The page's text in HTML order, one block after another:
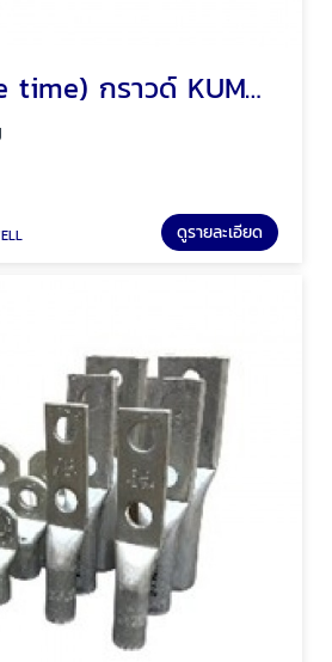
วันไทม์ (one time) กราวด์ KUMWELL EXCOWELL พัทยา ชลบุรี
ดูรายละเอียด